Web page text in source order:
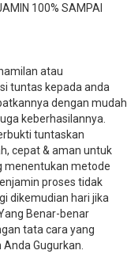
100% SAMPAI
atau
tuntas kepada anda
dengan mudah
keberhasilannya.
tuntaskan
cepat & aman untuk
menentukan metode
proses tidak
dikemudian hari jika
Benar-benar
tata cara yang
Gugurkan.